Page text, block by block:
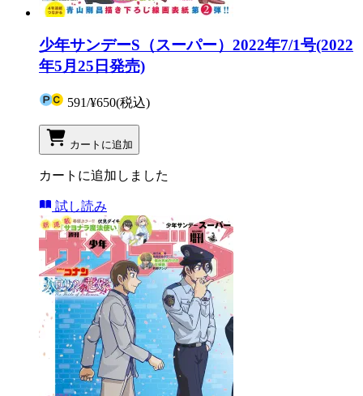
少年サンデーS（スーパー）2022年7/1号(2022
年5月25日発売)
591/¥650(税込)
カートに追加
カートに追加しました
試し読み